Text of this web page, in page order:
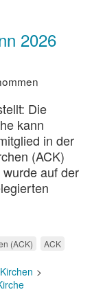
2026
Die
kann
in der
(ACK)
auf der
(ACK) ACK